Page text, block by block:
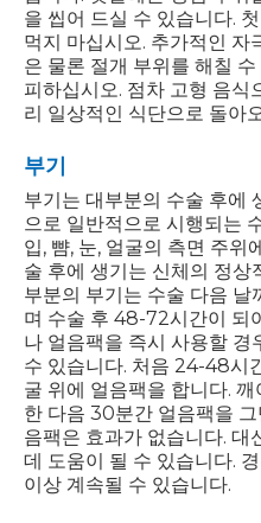
을 씹어 드실 수 있습니다.
먹지 마십시오. 추가적인 자
은 물론 절개 부위를 해칠
피하십시오. 점차 고형 음식
리 일상적인 식단으로 돌아
부기
부기는 대부분의 수술 후에
으로 일반적으로 시행되는
입, 뺨, 눈, 얼굴의 측면 주위
술 후에 생기는 신체의 정상
부분의 부기는 수술 다음 날
며 수술 후 48-72시간이 되
나 얼음팩을 즉시 사용할
수 있습니다. 처음 24-48시
굴 위에 얼음팩을 합니다.
한 다음 30분간 얼음팩을
음팩은 효과가 없습니다. 대
데 도움이 될 수 있습니다.
이상 계속될 수 있습니다.